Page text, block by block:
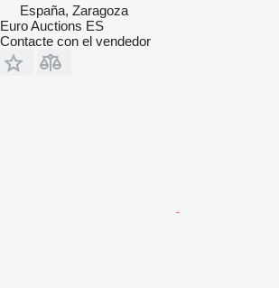
España, Zaragoza
Euro Auctions ES
Contacte con el vendedor